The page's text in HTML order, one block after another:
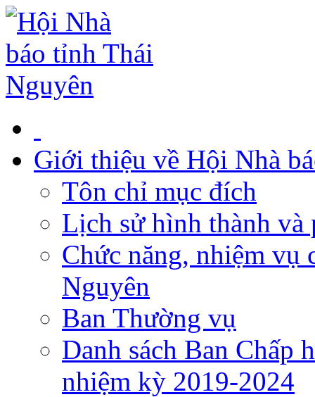
Giới thiệu về Hội Nhà
Tôn chỉ mục đích
Lịch sử hình thành và
Chức năng, nhiệm vụ
Nguyên
Ban Thường vụ
Danh sách Ban Chấp
nhiệm kỳ 2019-2024